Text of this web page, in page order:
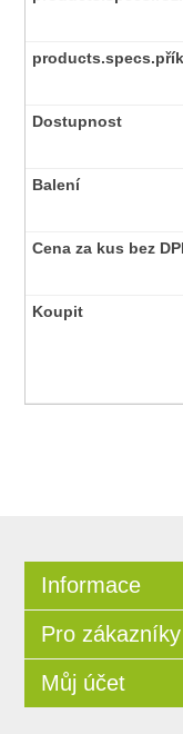
Informace
Pro zákazníky
Můj účet